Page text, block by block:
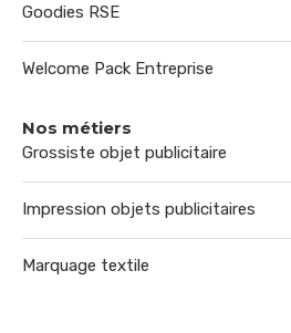
Goodies RSE
Welcome Pack Entreprise
Nos métiers
Grossiste objet publicitaire
Impression objets publicitaires
Marquage textile